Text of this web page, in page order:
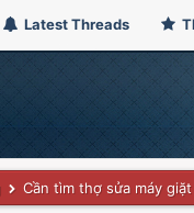
Latest Threads
Cần tìm thợ sửa máy